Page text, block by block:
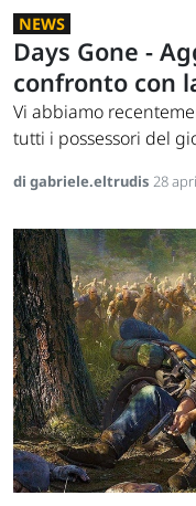
NEWS
Days Gone -
confronto con
Vi abbiamo
tutti i possessori del
di gabriele.eltrudis 28